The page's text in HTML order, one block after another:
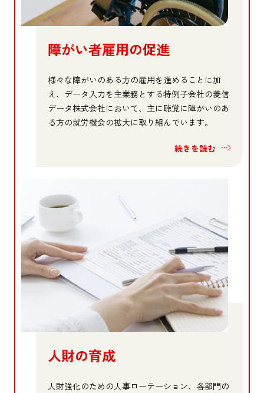
障がい者雇用の促進
様々な障がいのある方の雇用を進めることに加
え、データ入力を主業務とする特例子会社の菱信
データ株式会社において、主に聴覚に障がいのあ
る方の就労機会の拡大に取り組んでいます。
続きを読む
人財の育成
人財強化のための人事ローテーション、各部門の